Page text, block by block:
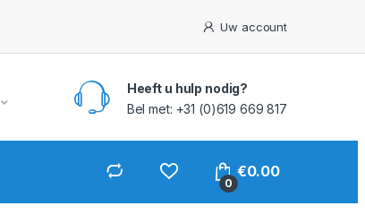
Uw account
Heeft u hulp nodig?
Bel met: +31 (0)619 669 817
0
€0.00